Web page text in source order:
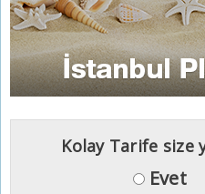
Kolay Tarife size
Evet